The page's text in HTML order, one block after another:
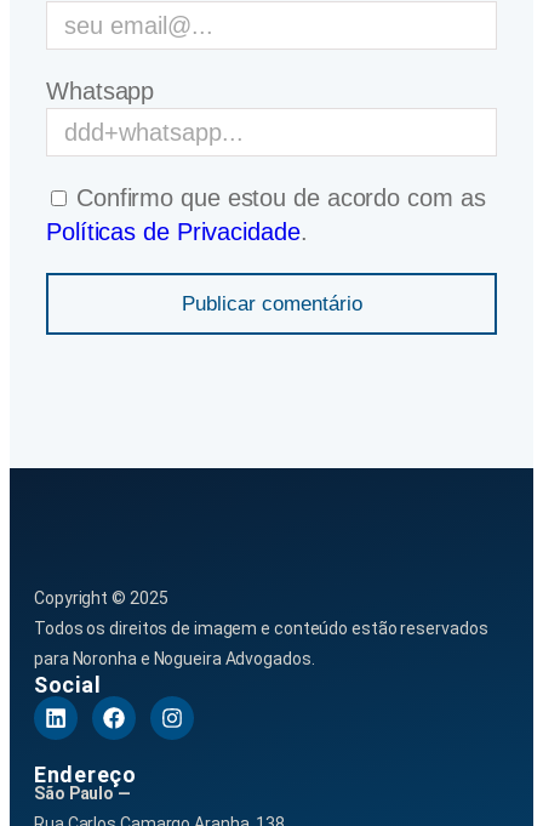
Whatsapp
Confirmo que estou de acordo com as
Políticas de Privacidade.
Publicar comentário
Copyright © 2025
Todos os direitos de imagem e conteúdo estão reservados
para Noronha e Nogueira Advogados.
Social
Endereço
São Paulo —